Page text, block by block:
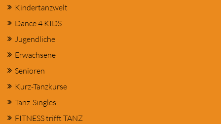
Kindertanzwelt
Dance 4 KIDS
Jugendliche
Erwachsene
Senioren
Kurz-Tanzkurse
Tanz-Singles
FITNESS trifft TANZ